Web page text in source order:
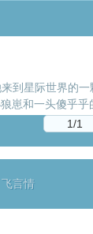
到星际世界的
崽和一头傻乎
种族——猫族
飞言情